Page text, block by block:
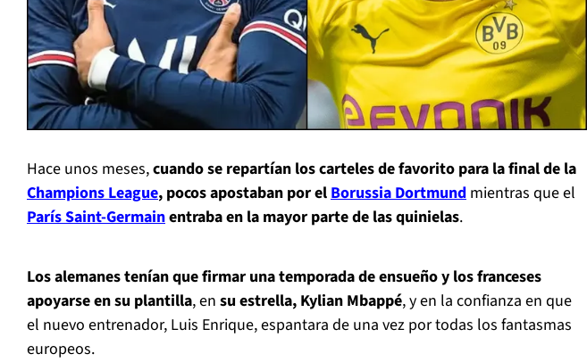
Hace unos meses,cuando se repartían los carteles de favorito para la final de la
Champions League, pocos apostaban por elBorussia Dortmund mientras que el
París Saint-Germainentraba en la mayor parte de las quinielas.
Los alemanes tenían que firmar una temporada de ensueño y los franceses
apoyarse en su plantilla, en su estrella, Kylian Mbappé, y en la confianza en que
el nuevo entrenador, Luis Enrique, espantara de una vez por todas los fantasmas
europeos.